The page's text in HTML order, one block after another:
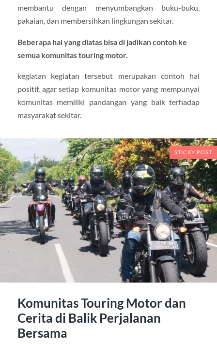
membantu dengan menyumbangkan buku-buku,
pakaian, dan membersihkan lingkungan sekitar.
Beberapa hal yang diatas bisa di jadikan contoh ke
semua komunitas touring motor.
kegiatan kegiatan tersebut merupakan contoh hal
positif, agar setiap komunitas motor yang mempunyai
komunitas memillki pandangan yang baik terhadap
masyarakat sekitar.
STICKY POST
Komunitas Touring Motor dan
Cerita di Balik Perjalanan
Bersama